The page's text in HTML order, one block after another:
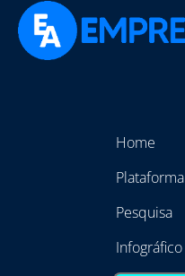
Home
Plataforma
Pesquisa
Infográfico